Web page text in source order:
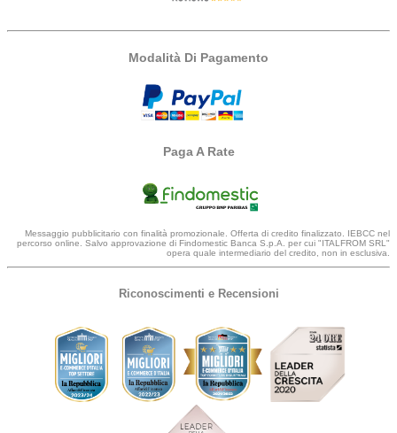
Modalità Di Pagamento
Paga A Rate
Messaggio pubblicitario con finalità promozionale. Offerta di credito finalizzato. IEBCC nel
percorso online. Salvo approvazione di Findomestic Banca S.p.A. per cui "ITALFROM SRL"
opera quale intermediario del credito, non in esclusiva.
Riconoscimenti e Recensioni